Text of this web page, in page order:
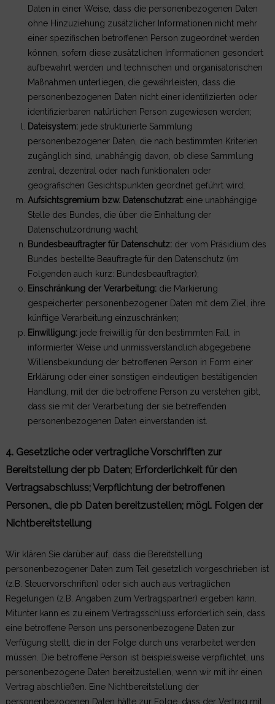
Daten in einer Weise, dass die personenbezogenen Daten
ohne Hinzuziehung zusätzlicher Informationen nicht mehr
einer spezifischen betroffenen Person zugeordnet werden
können, sofern diese zusätzlichen Informationen gesondert
aufbewahrt werden und technischen und organisatorischen
Maßnahmen unterliegen, die gewährleisten, dass die
personenbezogenen Daten nicht einer identifizierten oder
identifizierbaren natürlichen Person zugewiesen werden;
Dateisystem: jede strukturierte Sammlung
personenbezogener Daten, die nach bestimmten Kriterien
zugänglich sind, unabhängig davon, ob diese Sammlung
zentral, dezentral oder nach funktionalen oder
geografischen Gesichtspunkten geordnet geführt wird;
Aufsichtsgremium bzw. Datenschutzrat: eine unabhängige
Stelle des Bundes, die über die Einhaltung der
Datenschutzordnung wacht;
Bundesbeauftragter für Datenschutz: der vom Präsidium des
Bundes bestellte Beauftragte für den Datenschutz (im
Folgenden auch kurz: Bundesbeauftragter);
Einschränkung der Verarbeitung: die Markierung
gespeicherter personenbezogener Daten mit dem Ziel, ihre
künftige Verarbeitung einzuschränken;
Einwilligung: jede freiwillig für den bestimmten Fall, in
informierter Weise und unmissverständlich abgegebene
Willensbekundung der betroffenen Person in Form einer
Erklärung oder einer sonstigen eindeutigen bestätigenden
Handlung, mit der die betroffene Person zu verstehen gibt,
dass sie mit der Verarbeitung der sie betreffenden
personenbezogenen Daten einverstanden ist.
4. Gesetzliche oder vertragliche Vorschriften zur
Bereitstellung der pb Daten; Erforderlichkeit für den
Vertragsabschluss; Verpflichtung der betroffenen
Personen., die pb Daten bereitzustellen; mögl. Folgen der
Nichtbereitstellung
Wir klären Sie darüber auf, dass die Bereitstellung
personenbezogener Daten zum Teil gesetzlich vorgeschrieben ist
(z.B. Steuervorschriften) oder sich auch aus vertraglichen
Regelungen (z.B. Angaben zum Vertragspartner) ergeben kann.
Mitunter kann es zu einem Vertragsschluss erforderlich sein, dass
eine betroffene Person uns personenbezogene Daten zur
Verfügung stellt, die in der Folge durch uns verarbeitet werden
müssen. Die betroffene Person ist beispielsweise verpflichtet, uns
personenbezogene Daten bereitzustellen, wenn wir mit ihr einen
Vertrag abschließen. Eine Nichtbereitstellung der
personenbezogenen Daten hätte zur Folge, dass der Vertrag mit